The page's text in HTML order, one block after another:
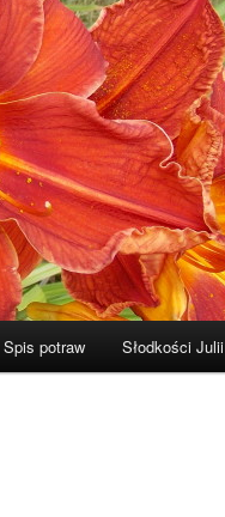
Spis potraw Słodkości Julii